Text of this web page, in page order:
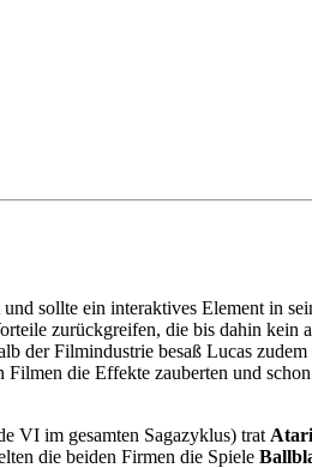
sollte ein interaktives Element in
zurückgreifen, die bis dahin kein
der Filmindustrie besaß Lucas zudem
Filmen die Effekte zauberten und
VI im gesamten Sagazyklus) trat Atari
die beiden Firmen die Spiele